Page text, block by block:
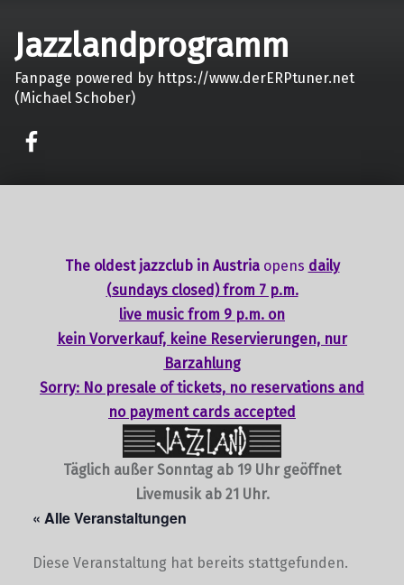
Jazzlandprogramm
Fanpage powered by https://www.derERPtuner.net
(Michael Schober)
The oldest jazzclub in Austria opens daily
(sundays closed) from 7 p.m.
live music from 9 p.m. on
kein Vorverkauf, keine Reservierungen, nur
Barzahlung
Sorry: No presale of tickets, no reservations and
no payment cards accepted
Täglich außer Sonntag ab 19 Uhr geöffnet
Livemusik ab 21 Uhr.
« Alle Veranstaltungen
Diese Veranstaltung hat bereits stattgefunden.